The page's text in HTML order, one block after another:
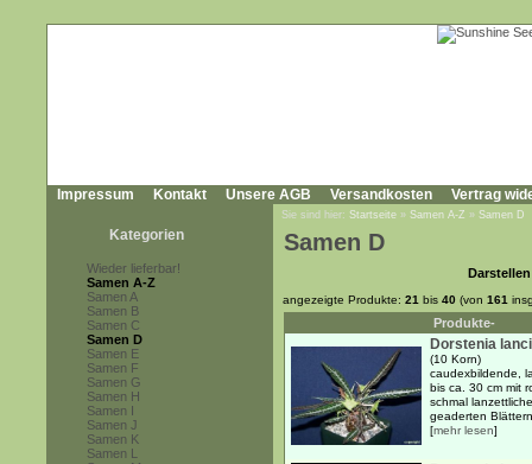
Impressum Kontakt Unsere AGB Versandkosten Vertrag
Kategorien
Wieder lieferbar!
Samen A-Z
Samen A
Samen B
Samen C
Samen D
Samen E
Samen F
Samen G
Samen H
Samen I
Samen J
Samen K
Samen L
Sie sind hier: Startseite » Samen A-Z » Samen D
Samen D
angezeigte Produkte: 21 bis 40 (von 161
Produkte-
Dorstenia
(10 Korn)
caudexbildende,
bis ca. 30 cm mit
schmal
geaderten
[mehr lesen]